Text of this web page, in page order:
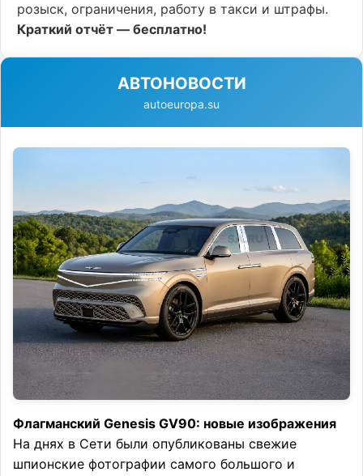
розыск, ограничения, работу в такси и штрафы.
Краткий отчёт — бесплатно!
АВТОНОВОСТИ
autoeuropa.su
Флагманский Genesis GV90: новые изображения
На днях в Сети были опубликованы свежие
шпионские фотографии самого большого и